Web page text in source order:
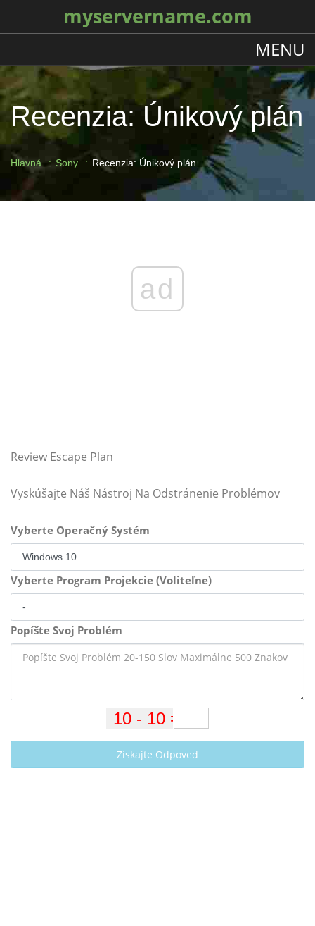
myservername.com
MENU
Recenzia: Únikový plán
Hlavná Sony Recenzia: Únikový plán
ad
Review Escape Plan
Vyskúšajte Náš Nástroj Na Odstránenie Problémov
Vyberte Operačný Systém
Vyberte Program Projekcie (Voliteľne)
Popíšte Svoj Problém
Získajte Odpoveď